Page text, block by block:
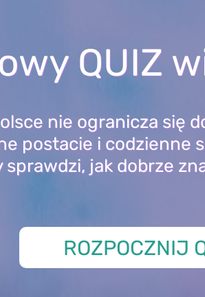
QUIZ
nie ogranicza się
postacie i codzienne
sprawdzi, jak dobrze
ROZPOCZNIJ